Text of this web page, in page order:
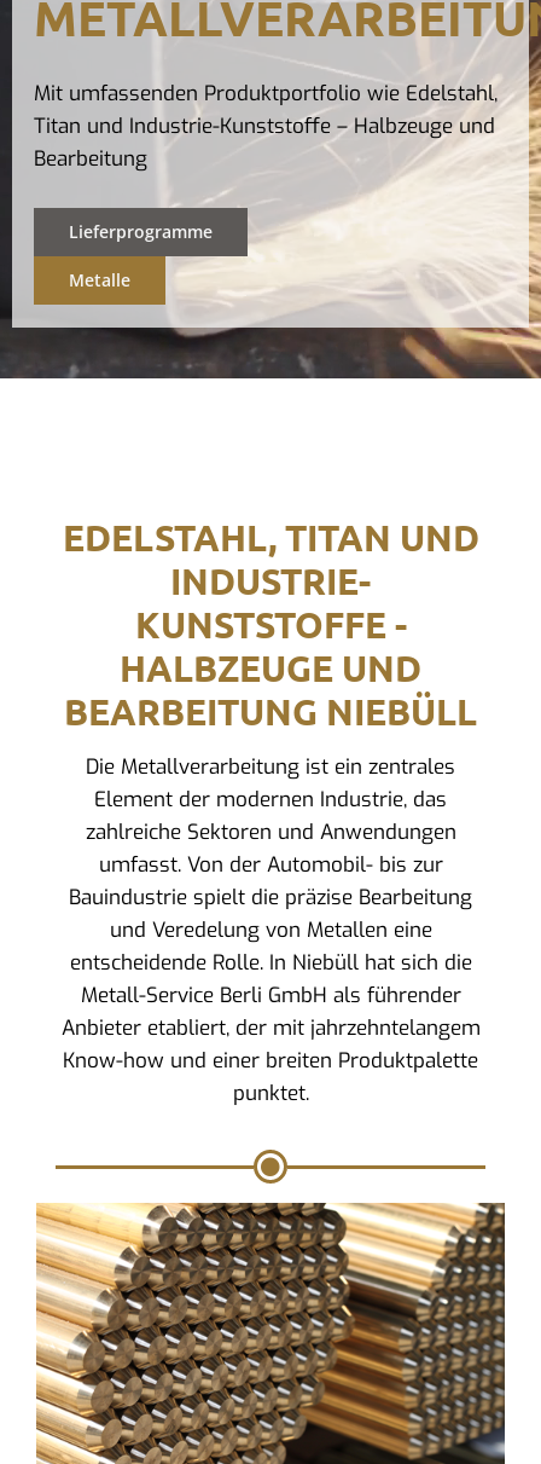
Mit umfassenden Produktportfolio wie Edelstahl,
Titan und Industrie-Kunststoffe – Halbzeuge und
Bearbeitung
Lieferprogramme
Metalle
EDELSTAHL, TITAN UND
INDUSTRIE-
KUNSTSTOFFE -
HALBZEUGE UND
BEARBEITUNG NIEBÜLL
Die Metallverarbeitung ist ein zentrales
Element der modernen Industrie, das
zahlreiche Sektoren und Anwendungen
umfasst. Von der Automobil- bis zur
Bauindustrie spielt die präzise Bearbeitung
und Veredelung von Metallen eine
entscheidende Rolle. In Niebüll hat sich die
Metall-Service Berli GmbH als führender
Anbieter etabliert, der mit jahrzehntelangem
Know-how und einer breiten Produktpalette
punktet.